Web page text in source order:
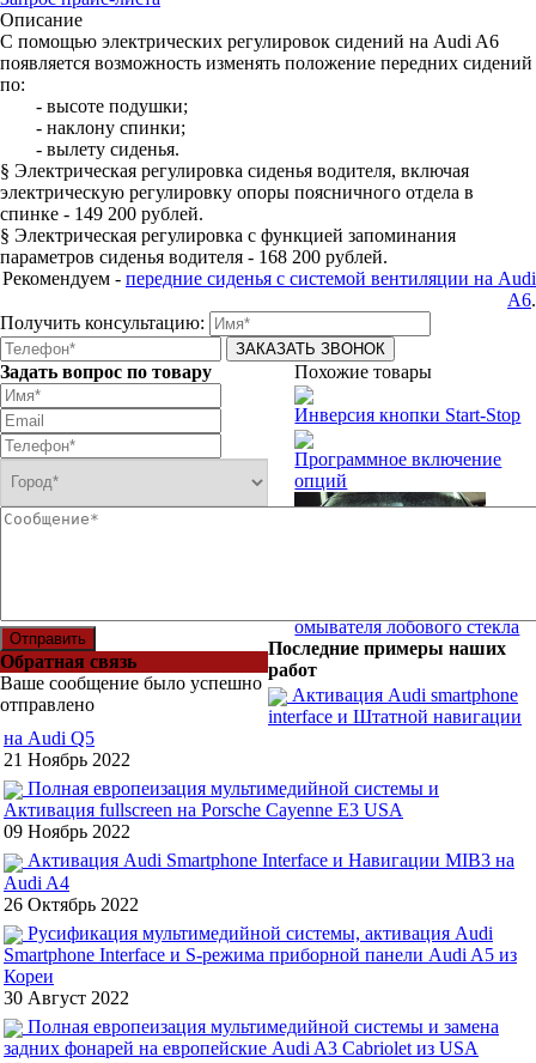
Описание
С помощью электрических регулировок сидений на Audi A6
появляется возможность изменять положение передних сидений
по:
- высоте подушки;
- наклону спинки;
- вылету сиденья.
§ Электрическая регулировка сиденья водителя, включая
электрическую регулировку опоры поясничного отдела в
спинке - 149 200 рублей.
§ Электрическая регулировка с функцией запоминания
параметров сиденья водителя - 168 200 рублей.
Рекомендуем - передние сиденья с системой вентиляции на Audi
A6.
Получить консультацию:
Задать вопрос по товару
Отправить
Обратная связь
Ваше сообщение было успешно
отправлено
Похожие товары
Инверсия кнопки Start-Stop
Программное включение
опций
омывателя лобового стекла
Последние примеры наших
работ
Активация Audi smartphone
interface и Штатной навигации
на Audi Q5
21 Ноябрь 2022
Полная европеизация мультимедийной системы и
Активация fullscreen на Porsche Cayenne E3 USA
09 Ноябрь 2022
Активация Audi Smartphone Interface и Навигации MIB3 на
Audi A4
26 Октябрь 2022
Русификация мультимедийной системы, активация Audi
Smartphone Interface и S-режима приборной панели Audi A5 из
Кореи
30 Август 2022
Полная европеизация мультимедийной системы и замена
задних фонарей на европейские Audi A3 Cabriolet из USA